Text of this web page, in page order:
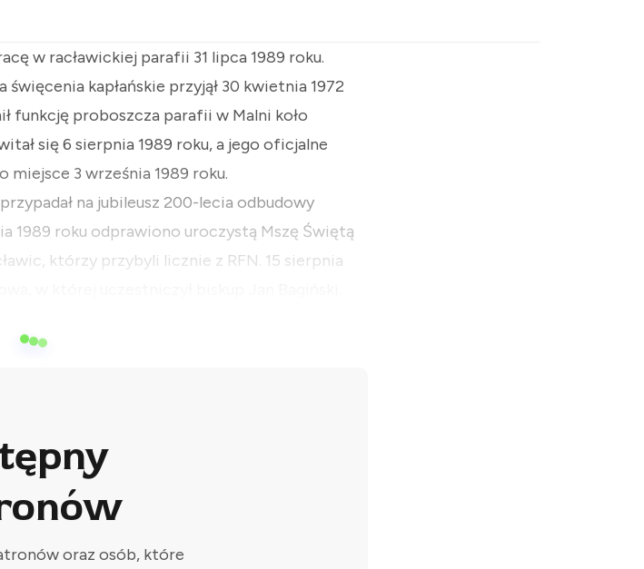
w racławickiej parafii 31 lipca 1989 roku.
święcenia kapłańskie przyjął 30 kwietnia 1972
funkcję proboszcza parafii w Malni koło
się 6 sierpnia 1989 roku, a jego oficjalne
miejsce 3 września 1989 roku.
na jubileusz 200-lecia odbudowy
1989 roku odprawiono uroczystą Mszę Świętą
którzy przybyli licznie z RFN. 15 sierpnia
oraz osób, które